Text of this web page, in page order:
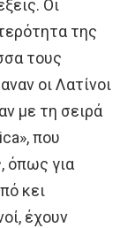
Οι
της
τους
οι Λατίνοι
με τη σειρά
που
όπως για
κει
έχουν